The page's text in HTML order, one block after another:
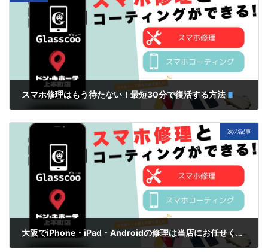
スマホ修理はもう待たない！最短30分で復活する方法
次の記事
大阪でiPhone・iPad・Androidの修理は当店にお任せください！